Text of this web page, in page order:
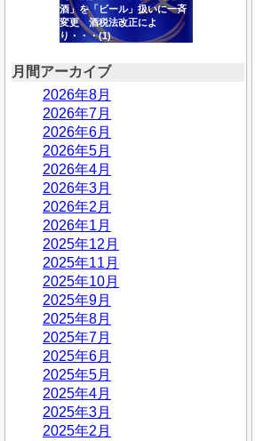
酒」を「ビール」扱いに一斉
変更 酒税法改正によ
り・・・(1)
月間アーカイブ
2026年8月
2026年7月
2026年6月
2026年5月
2026年4月
2026年3月
2026年2月
2026年1月
2025年12月
2025年11月
2025年10月
2025年9月
2025年8月
2025年7月
2025年6月
2025年5月
2025年4月
2025年3月
2025年2月